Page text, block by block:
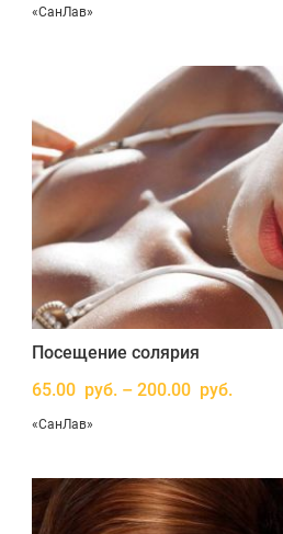
«СанЛав»
Посещение солярия
65.00 руб. – 200.00 руб.
«СанЛав»